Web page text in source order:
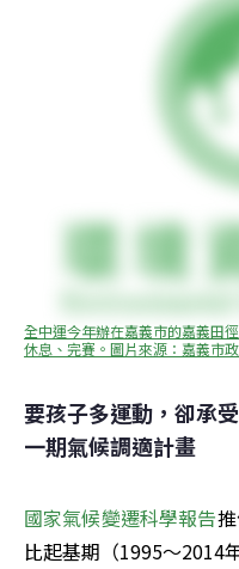
全中運今年辦在嘉義市的嘉義田
休息、完賽。圖片來源：嘉義市
要孩子多運動，卻承
一期氣候調適計畫
國家氣候變遷科學報告
比起基期（1995～2014